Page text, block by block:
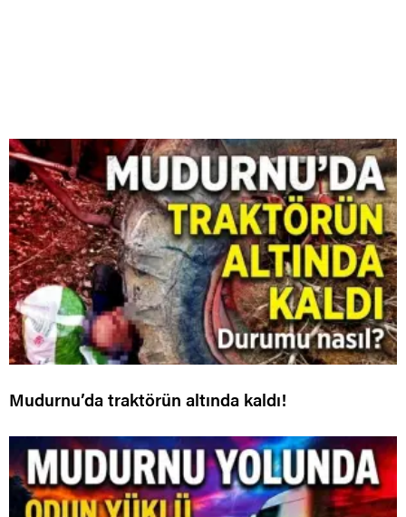
Mudurnu’da traktörün altında kaldı!